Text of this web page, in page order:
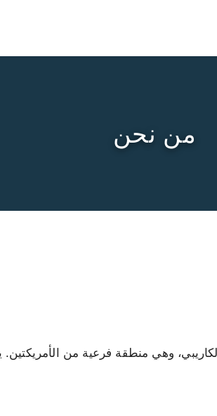
من نحن
وهي منطقة فرعية من